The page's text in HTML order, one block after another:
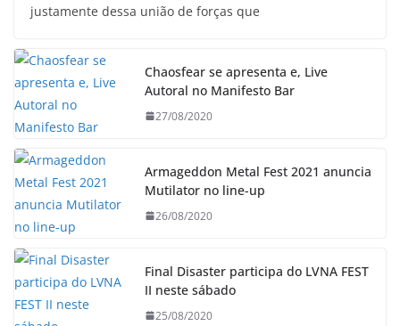
justamente dessa união de forças que
Chaosfear se apresenta e, Live
Autoral no Manifesto Bar
27/08/2020
Armageddon Metal Fest 2021 anuncia
Mutilator no line-up
26/08/2020
Final Disaster participa do LVNA FEST
II neste sábado
25/08/2020